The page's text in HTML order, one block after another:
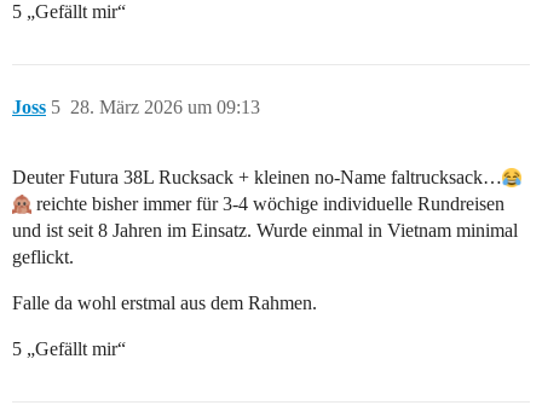
5 „Gefällt mir“
Joss 28. März 2026 um 09:13
5
Deuter Futura 38L Rucksack + kleinen no-Name faltrucksack…
reichte bisher immer für 3-4 wöchige individuelle Rundreisen
und ist seit 8 Jahren im Einsatz. Wurde einmal in Vietnam minimal
geflickt.
Falle da wohl erstmal aus dem Rahmen.
5 „Gefällt mir“